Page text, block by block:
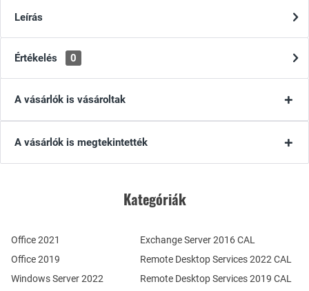
Leírás
Értékelés 0
A vásárlók is vásároltak
A vásárlók is megtekintették
Kategóriák
Office 2021
Office 2019
Windows Server 2022
Remote Desktop Services 2022 CAL
Remote Desktop Services 2019 CAL
Exchange Server 2016 CAL